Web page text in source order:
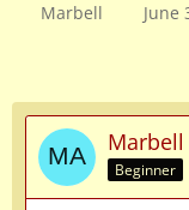
Marbell June
Marbell
Beginner